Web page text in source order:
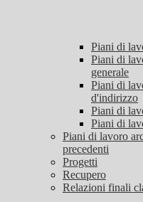
Piani di
Piani di
generale
Piani di
d'indirizzo
Piani di
Piani di
Piani di lavoro
precedenti
Progetti
Recupero
Relazioni finali